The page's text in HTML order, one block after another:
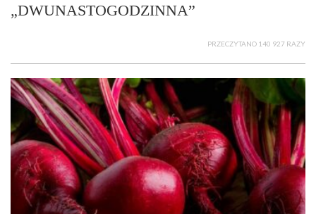
„DWUNASTOGODZINNA”
PRZECZYTANO 140 927 RAZY